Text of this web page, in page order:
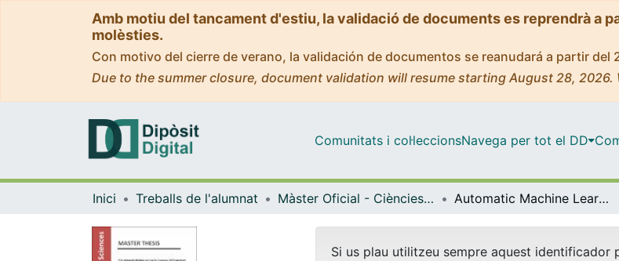
Amb motiu del tancament d'estiu, la validació de documents es reprendrà a
molèsties.
Con motivo del cierre de verano, la validación de documentos se reanudará a partir
Due to the summer closure, document validation will resume starting August 28, 2026.
Comunitats i col·leccionsNavega per tot el DD
Inici Treballs de l'alumnat Màster Oficial - Ciències Actuarials i Financeres (CAF) Automatic Machine Learning for Insurance: H2O Experiment
Si us plau utilitzeu sempre aquest identificador